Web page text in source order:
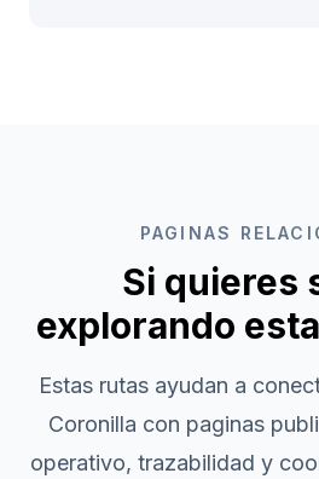
PAGINAS
Si quieres
explorando
Estas rutas ayudan a
Coronilla con paginas
operativo, trazabilidad y